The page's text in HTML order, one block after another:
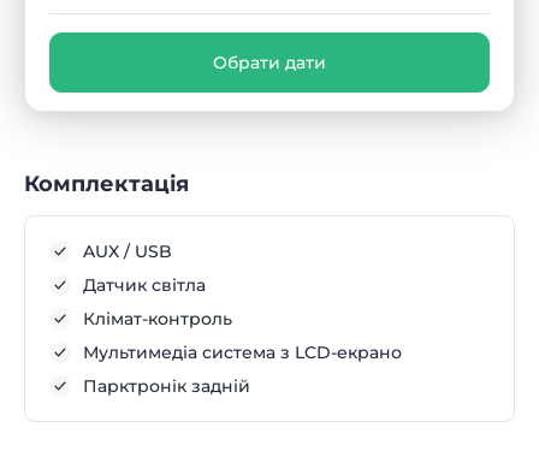
Обрати дати
Комплектація
AUX / USB
Датчик світла
Клімат-контроль
Мультимедіа система з LCD-екрано
Парктронік задній